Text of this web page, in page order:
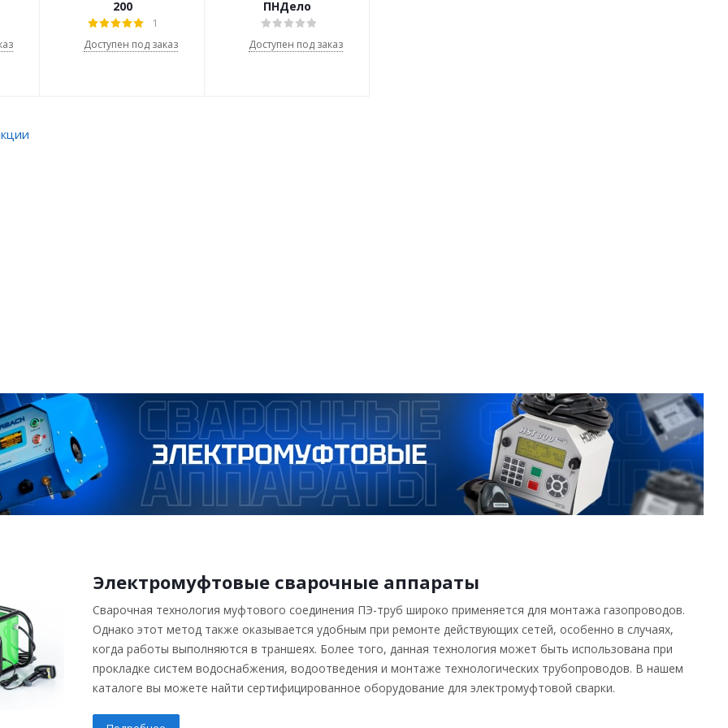
200
1
Доступен под заказ
ПНДело
Доступен под заказ
Электромуфтовые сварочные аппараты
Сварочная технология муфтового соединения ПЭ-труб широко применяется для монтажа газопроводов.
Однако этот метод также оказывается удобным при ремонте действующих сетей, особенно в случаях,
когда работы выполняются в траншеях. Более того, данная технология может быть использована при
прокладке систем водоснабжения, водоотведения и монтаже технологических трубопроводов. В нашем
каталоге вы можете найти сертифицированное оборудование для электромуфтовой сварки.